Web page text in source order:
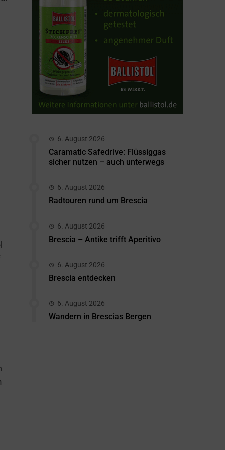
6. August 2026
Caramatic Safedrive: Flüssiggas
sicher nutzen – auch unterwegs
6. August 2026
Radtouren rund um Brescia
6. August 2026
Brescia – Antike trifft Aperitivo
6. August 2026
Brescia entdecken
6. August 2026
Wandern in Brescias Bergen